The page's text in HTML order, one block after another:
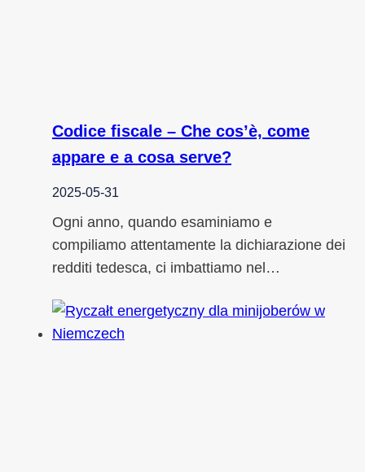
Codice fiscale – Che cos’è, come
appare e a cosa serve?
2025-05-31
Ogni anno, quando esaminiamo e
compiliamo attentamente la dichiarazione dei
redditi tedesca, ci imbattiamo nel…